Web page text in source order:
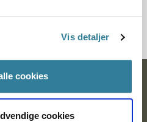
Vis detaljer
cookies
cookies